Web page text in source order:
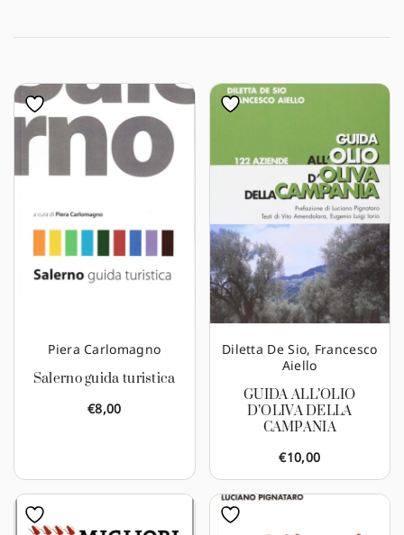
Piera Carlomagno
Salerno guida turistica
€8,00
Diletta De Sio, Francesco
Aiello
GUIDA ALL’OLIO
D’OLIVA DELLA
CAMPANIA
€10,00